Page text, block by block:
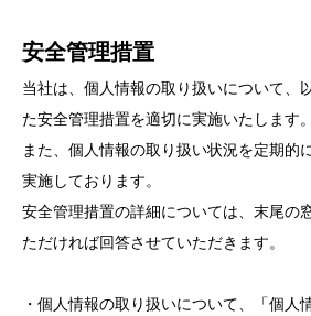
安全管理措置
当社は、個人情報の取り扱いについて、
た安全管理措置を適切に実施いたします。
また、個人情報の取り扱い状況を定期的
実施しております。
安全管理措置の詳細については、末尾の
ただければ回答させていただきます。
・個人情報の取り扱いについて、「個人